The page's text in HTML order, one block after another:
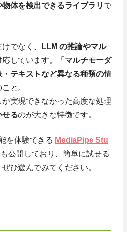
体を検出できるライブラリ で
でなく、
LLM の推論やマル
しています。
「マルチモーダ
テキストなど異なる種類の情
こと。
実現できなかった高度な処理
せるのが大きな特徴です。
を体験できる MediaPipe Stu
公開しており、簡単に試せる
ひ遊んでみてください。